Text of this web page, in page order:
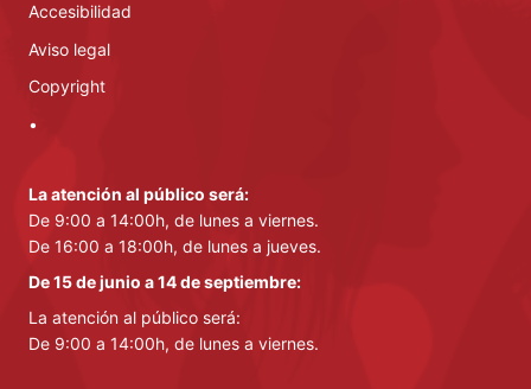
Accesibilidad
Aviso legal
Copyright
•
La atención al público será:
De 9:00 a 14:00h, de lunes a viernes.
De 16:00 a 18:00h, de lunes a jueves.
De 15 de junio a 14 de septiembre:
La atención al público será:
De 9:00 a 14:00h, de lunes a viernes.